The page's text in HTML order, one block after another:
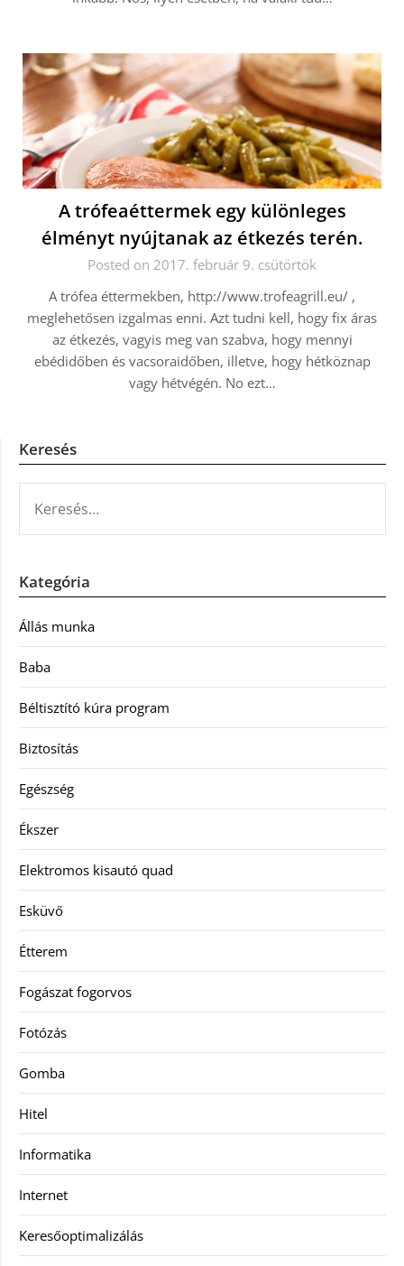
A trófeaéttermek egy különleges
élményt nyújtanak az étkezés terén.
Posted on 2017. február 9. csütörtök
A trófea éttermekben, http://www.trofeagrill.eu/ ,
meglehetősen izgalmas enni. Azt tudni kell, hogy fix áras
az étkezés, vagyis meg van szabva, hogy mennyi
ebédidőben és vacsoraidőben, illetve, hogy hétköznap
vagy hétvégén. No ezt…
Keresés
Kategória
Állás munka
Baba
Béltisztító kúra program
Biztosítás
Egészség
Ékszer
Elektromos kisautó quad
Esküvő
Étterem
Fogászat fogorvos
Fotózás
Gomba
Hitel
Informatika
Internet
Keresőoptimalizálás